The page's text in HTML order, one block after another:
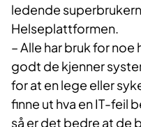
ledende
Helseplattformen.
– Alle har bruk for
godt de kjenner
for at en lege eller
finne ut hva en IT-feil
så er det bedre at de